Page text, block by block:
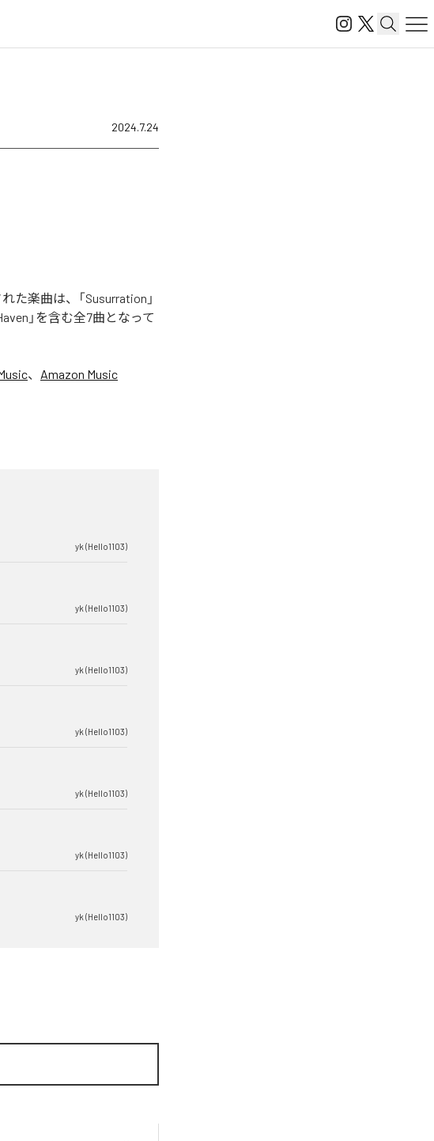
2024.7.24
た楽曲は、「Susurration」
Haven」を含む全7曲となって
、 Amazon Music
yk (Hello1103)
yk (Hello1103)
yk (Hello1103)
yk (Hello1103)
yk (Hello1103)
yk (Hello1103)
yk (Hello1103)